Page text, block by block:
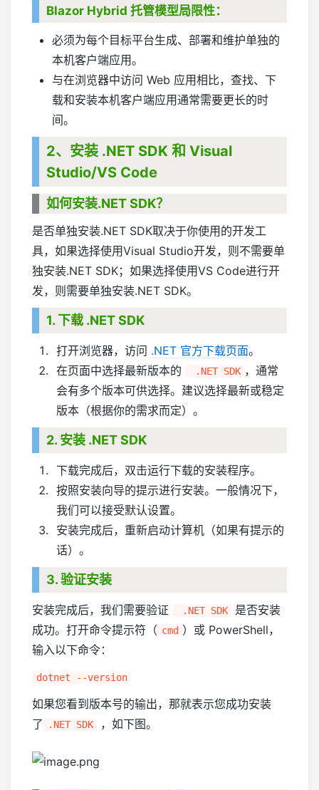
Blazor Hybrid 托管模型局限性：
必须为每个目标平台生成、部署和维护单独的
本机客户端应用。
与在浏览器中访问 Web 应用相比，查找、下
载和安装本机客户端应用通常需要更长的时
间。
2、安装 .NET SDK 和 Visual
Studio/VS Code
如何安装.NET SDK？
是否单独安装.NET SDK取决于你使用的开发工
具，如果选择使用Visual Studio开发，则不需要单
独安装.NET SDK；如果选择使用VS Code进行开
发，则需要单独安装.NET SDK。
1. 下载 .NET SDK
打开浏览器，访问 .NET 官方下载页面。
在页面中选择最新版本的
.NET SDK ，通常
会有多个版本可供选择。建议选择最新或稳定
版本（根据你的需求而定）。
2. 安装 .NET SDK
下载完成后，双击运行下载的安装程序。
按照安装向导的提示进行安装。一般情况下，
我们可以接受默认设置。
安装完成后，重新启动计算机（如果有提示的
话）。
3. 验证安装
安装完成后，我们需要验证 .NET SDK
是否安装
成功。打开命令提示符（ cmd ）或 PowerShell，
输入以下命令：
dotnet --version
如果您看到版本号的输出，那就表示您成功安装
了
.NET SDK ，如下图。